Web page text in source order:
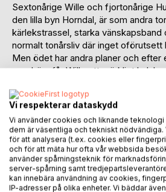
Sextonårige Wille och fjortonårige
den lilla byn Horndal, är som andra
kärlekstrassel, starka
normalt tonårsliv där inget oförutsett
Men ödet har andra planer och efter
mardröm får Wille ett märkligt
Snart märker han att tillvaron inte är
och Hugo döljer en tung hemlighet
När en ny kille börjar i Willes klass
äventyr som för Wille och Hugo,
och Lovisa, långt bort från deras
tätvuxna skogar och över väldiga
jagas av demoniska varelser och
vägvisare är en gåtfull, talande varg
mot fjälltrakterna vid norska gränsen.
Vi respekterar dataskydd
Vi använder cookies och liknande
dem är väsentliga och tekniskt
för att analysera (t.ex. cookies eller
och för att mäta hur ofta vår webbsida
använder spårningsteknik för
server-spårning samt
kan innebära användning av cookies,
IP-adresser på olika enheter. Vi bäddar